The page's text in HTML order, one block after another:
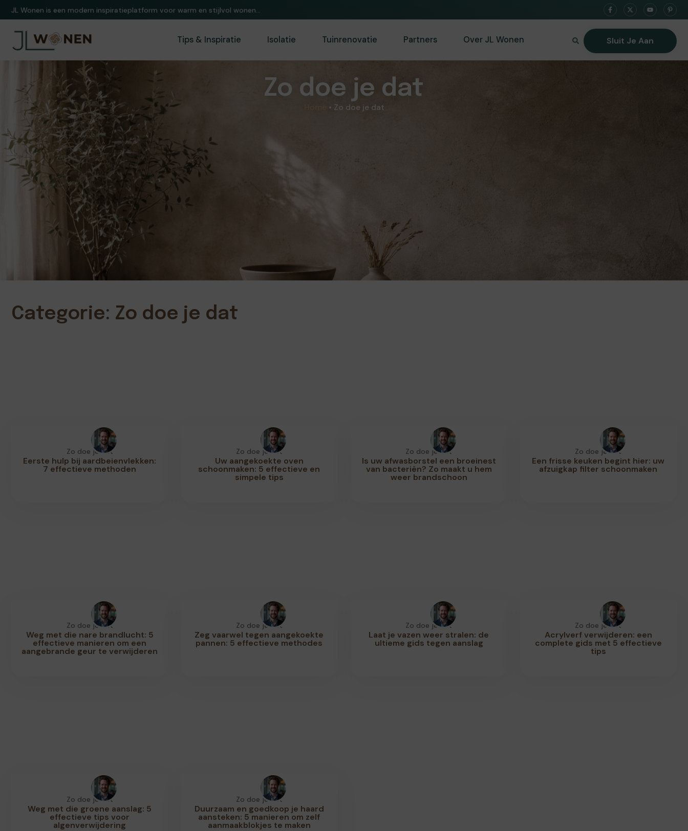
Een wereld van stijlvol wonen. Exclusieve inspiratie en ideeën voor huis&tuin.
Tips & Inspiratie Isolatie Tuinrenovatie Partners Over JL Wonen Sluit Je Aan
Zo doe je dat
• Zo doe je dat
Categorie: Zo doe je dat
Zo doe je dat
Eerste hulp bij aardbeienvlekken:
7 effectieve methoden
Zo doe je dat
Uw aangekoekte oven
schoonmaken: 5 effectieve en
simpele tips
Zo doe je dat
Is uw afwasborstel een broeinest
van bacteriën? Zo maakt u hem
weer brandschoon
Zo doe je dat
Een frisse keuken begint hier: uw
afzuigkap filter schoonmaken
Zo doe je dat
Weg met die nare brandlucht: 5
effectieve manieren om een
aangebrande geur te verwijderen
Zo doe je dat
Zeg vaarwel tegen aangekoekte
pannen: 5 effectieve methodes
Zo doe je dat
Laat je vazen weer stralen: de
ultieme gids tegen aanslag
Zo doe je dat
Acrylverf verwijderen: een
complete gids met 5 effectieve
tips
Zo doe je dat
Weg met die groene aanslag: 5
effectieve tips voor
algenverwijdering
Zo doe je dat
Duurzaam en goedkoop je haard
aansteken: 5 manieren om zelf
aanmaakblokjes te maken